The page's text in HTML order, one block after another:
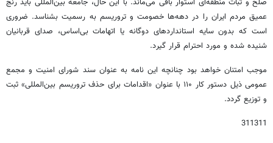
صلح و ثبات منطقه‌ای استوار باقی می‌ماند. با این حال، جامعه بین‌المللی باید رنج
عمیق مردم ایران را در دهه‌ها خصومت و تروریسم به رسمیت بشناسد. ضروری
است که بدون سایه استانداردهای دوگانه یا اتهامات بی‌اساس، صدای قربانیان
شنیده شده و مورد احترام قرار گیرد.
موجب امتنان خواهد بود چنانچه این نامه به عنوان سند شورای امنیت و مجمع
عمومی ذیل دستور کار ۱۱۰ با عنوان «اقدامات برای حذف تروریسم بین‌المللی» ثبت
و توزیع گردد.
311311